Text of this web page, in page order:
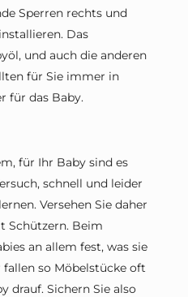
Sperren rechts und
Das
und auch die anderen
für Sie immer in
für das Baby.
für Ihr Baby sind es
schnell und leider
Versehen Sie daher
Schützern. Beim
an allem fest, was sie
so Möbelstücke oft
drauf. Sichern Sie also